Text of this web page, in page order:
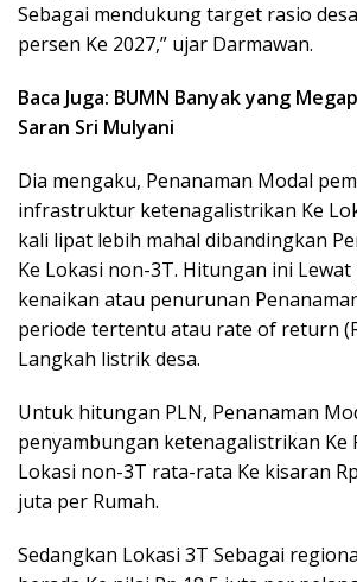
Sebagai mendukung target rasio
persen Ke 2027,” ujar Darmawan.
Baca Juga: BUMN Banyak yang
Saran Sri Mulyani
Dia mengaku, Penanaman Modal
infrastruktur ketenagalistrikan Ke
kali lipat lebih mahal dibandingkan
Ke Lokasi non-3T. Hitungan ini
kenaikan atau penurunan
periode tertentu atau rate of return
Langkah listrik desa.
Untuk hitungan PLN, Penanaman
penyambungan ketenagalistrikan Ke
Lokasi non-3T rata-rata Ke kisaran
juta per Rumah.
Sedangkan Lokasi 3T Sebagai